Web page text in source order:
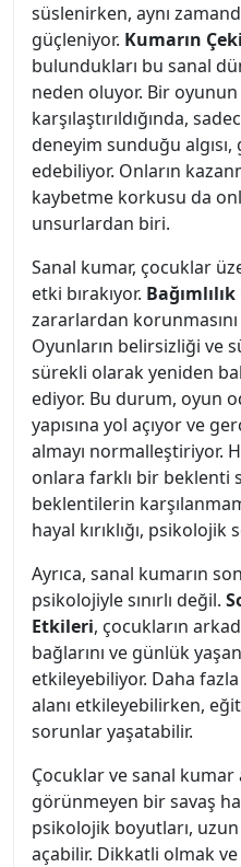
süslenirken, aynı
güçleniyor. Kumarın
bulundukları bu sanal
neden oluyor. Bir
karşılaştırıldığında,
deneyim sunduğu algısı,
edebiliyor. Onların
kaybetme korkusu da
unsurlardan biri.
Sanal kumar, çocuklar
etki bırakıyor.
zararlardan
Oyunların belirsizliği ve
sürekli olarak yeniden
ediyor. Bu durum, oyun
yapısına yol açıyor ve
almayı normalleştiriyor.
onlara farklı bir beklenti
beklentilerin
hayal kırıklığı,
Ayrıca, sanal kumarın
psikolojiyle sınırlı değil.
Etkileri, çocukların
bağlarını ve günlük
etkileyebiliyor. Daha
alanı etkileyebilirken,
sorunlar yaşatabilir.
Çocuklar ve sanal kumar
görünmeyen bir savaş
psikolojik boyutları,
açabilir. Dikkatli olmak